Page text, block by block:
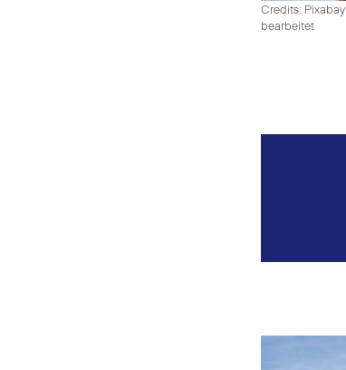
Credits: Pixabay
bearbeitet